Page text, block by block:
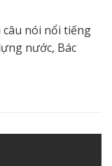
nói nổi tiếng
nước, Bác